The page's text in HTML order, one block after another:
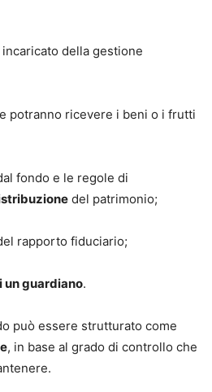
incaricato della gestione
potranno ricevere i beni o i frutti
fondo e le regole di
del patrimonio;
rapporto fiduciario;
un guardiano.
può essere strutturato come
, in base al grado di controllo che